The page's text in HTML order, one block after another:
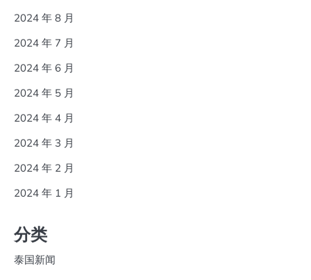
2024 年 8 月
2024 年 7 月
2024 年 6 月
2024 年 5 月
2024 年 4 月
2024 年 3 月
2024 年 2 月
2024 年 1 月
分类
泰国新闻